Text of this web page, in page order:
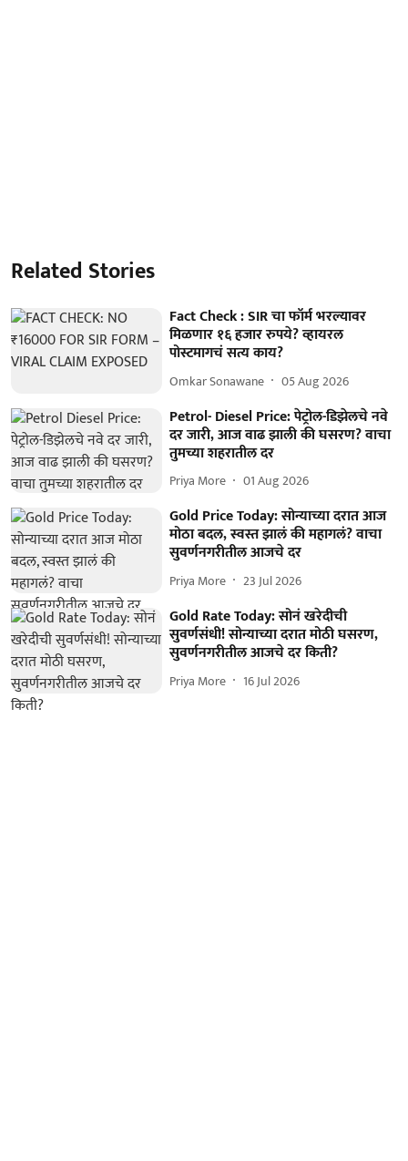
Related Stories
Fact Check : SIR चा फॉर्म भरल्यावर
मिळणार १६ हजार रुपये? व्हायरल
पोस्टमागचं सत्य काय?
Omkar Sonawane 05 Aug 2026
Petrol- Diesel Price: पेट्रोल-डिझेलचे नवे
दर जारी, आज वाढ झाली की घसरण? वाचा
तुमच्या शहरातील दर
Priya More 01 Aug 2026
Gold Price Today: सोन्याच्या दरात आज
मोठा बदल, स्वस्त झालं की महागलं? वाचा
सुवर्णनगरीतील आजचे दर
Priya More 23 Jul 2026
Gold Rate Today: सोनं खरेदीची
सुवर्णसंधी! सोन्याच्या दरात मोठी घसरण,
सुवर्णनगरीतील आजचे दर किती?
Priya More 16 Jul 2026